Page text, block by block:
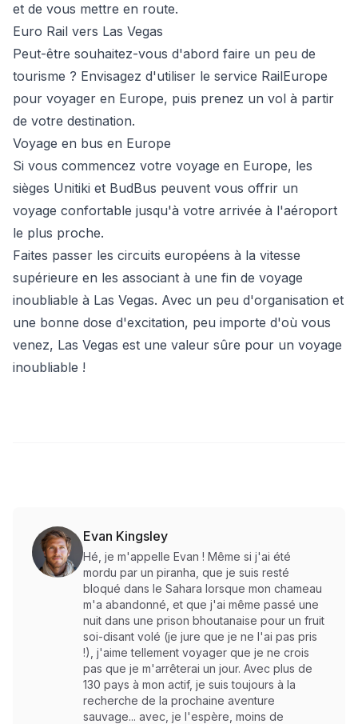
et de vous mettre en route.
Euro Rail vers Las Vegas
Peut-être souhaitez-vous d'abord faire un peu de
tourisme ? Envisagez d'utiliser le service RailEurope
pour voyager en Europe, puis prenez un vol à partir
de votre destination.
Voyage en bus en Europe
Si vous commencez votre voyage en Europe, les
sièges Unitiki et BudBus peuvent vous offrir un
voyage confortable jusqu'à votre arrivée à l'aéroport
le plus proche.
Faites passer les circuits européens à la vitesse
supérieure en les associant à une fin de voyage
inoubliable à Las Vegas. Avec un peu d'organisation et
une bonne dose d'excitation, peu importe d'où vous
venez, Las Vegas est une valeur sûre pour un voyage
inoubliable !
Evan Kingsley
Hé, je m'appelle Evan ! Même si j'ai été
mordu par un piranha, que je suis resté
bloqué dans le Sahara lorsque mon chameau
m'a abandonné, et que j'ai même passé une
nuit dans une prison bhoutanaise pour un fruit
soi-disant volé (je jure que je ne l'ai pas pris
!), j'aime tellement voyager que je ne crois
pas que je m'arrêterai un jour. Avec plus de
130 pays à mon actif, je suis toujours à la
recherche de la prochaine aventure
sauvage... avec, je l'espère, moins de